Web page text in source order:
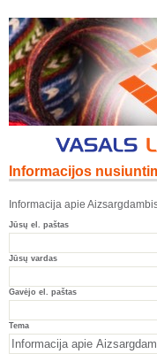
Informacijos
Informacija apie
Jūsų el. paštas
Jūsų vardas
Gavėjo el. paštas
Tema